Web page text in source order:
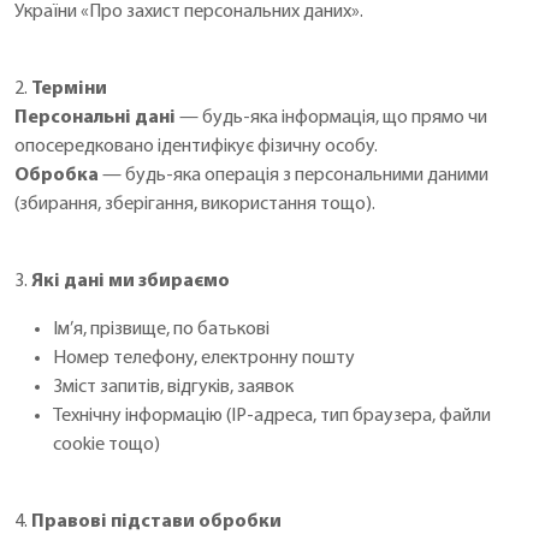
України «Про захист персональних даних».
2. Терміни
Персональні дані — будь-яка інформація, що прямо чи
опосередковано ідентифікує фізичну особу.
Обробка — будь-яка операція з персональними даними
(збирання, зберігання, використання тощо).
3. Які дані ми збираємо
Ім’я, прізвище, по батькові
Номер телефону, електронну пошту
Зміст запитів, відгуків, заявок
Технічну інформацію (IP-адреса, тип браузера, файли
cookie тощо)
4. Правові підстави обробки